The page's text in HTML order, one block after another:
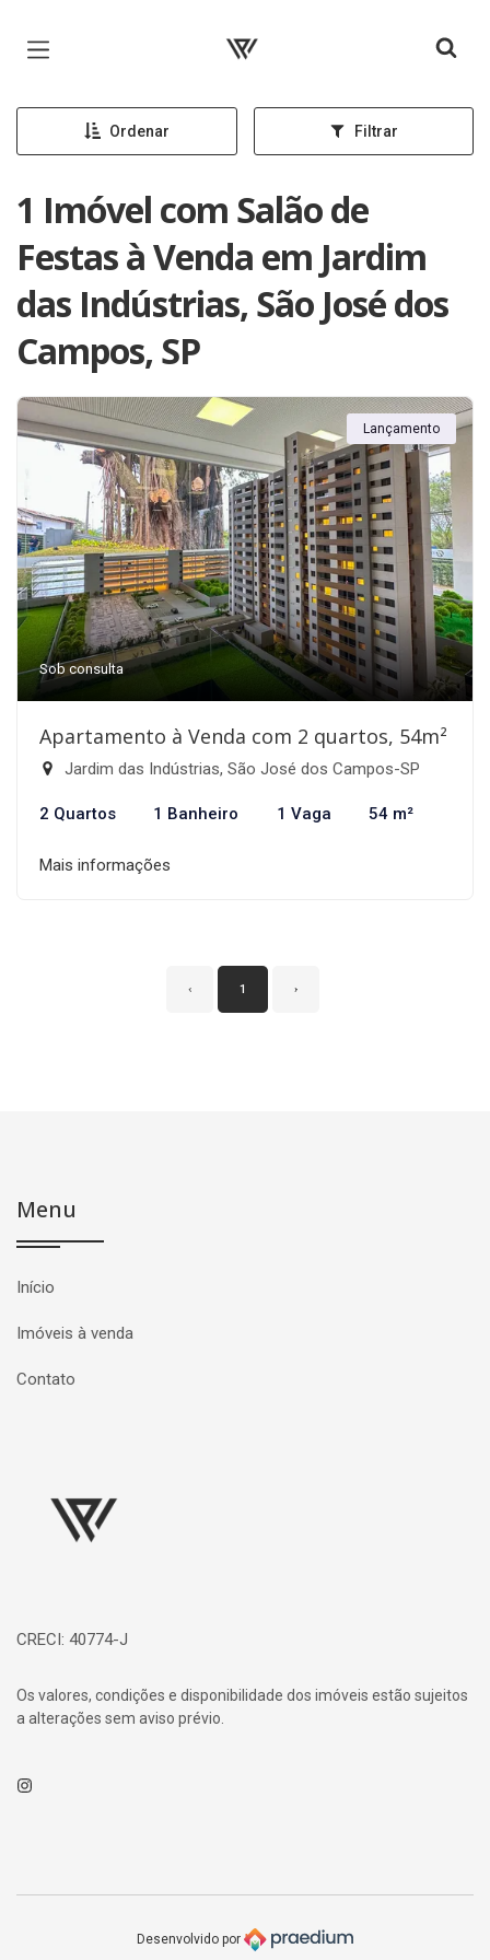
Página inicial
Ordenar Filtrar
1 Imóvel com Salão de
Festas à Venda em Jardim
das Indústrias, São José dos
Campos, SP
Lançamento
Sob consulta
Apartamento à Venda com 2 quartos, 54m²
Jardim das Indústrias, São José dos Campos-SP
2 Quartos 1 Banheiro 1 Vaga 54 m²
Mais informações
‹ 1 ›
Menu
Início
Imóveis à venda
Contato
CRECI: 40774-J
Os valores, condições e disponibilidade dos imóveis estão sujeitos
a alterações sem aviso prévio.
Instagram
Desenvolvido por